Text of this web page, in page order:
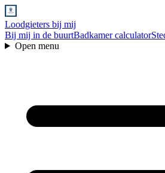
Loodgieters bij mij
Bij mij in de buurtBadkamer calculator
Open menu